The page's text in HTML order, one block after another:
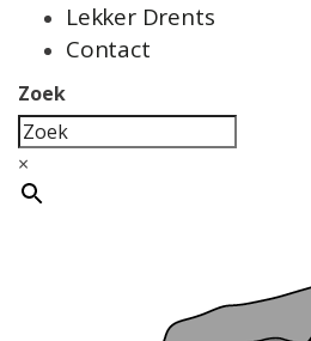
Lekker Drents
Contact
Zoek
×